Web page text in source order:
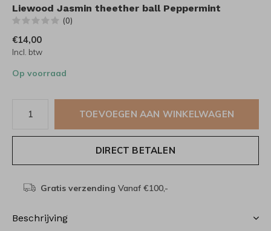
Liewood Jasmin theether ball Peppermint
(0)
€14,00
Incl. btw
Op voorraad
TOEVOEGEN AAN WINKELWAGEN
DIRECT BETALEN
Gratis verzending Vanaf €100,-
Beschrijving